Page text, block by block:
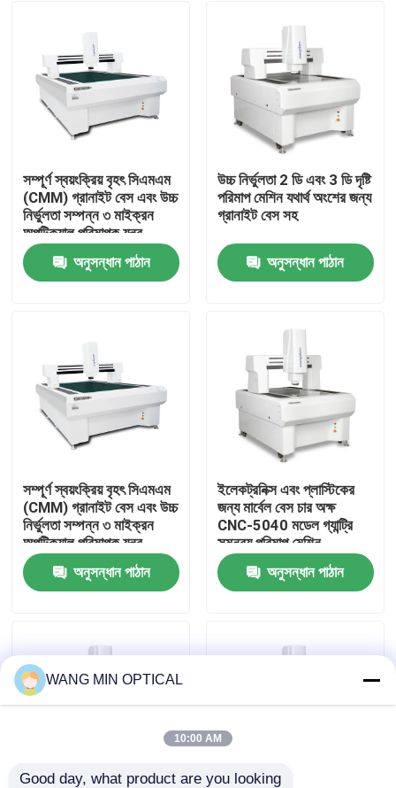
বাড়ি
ভিডিও
আমাদের সম্পর্কে
কারখানা ভ্রমণ
মান নিয়ন্ত্রণ
খবর
সিএনসি ভিশন মেজারিং মেশিন
সম্পূর্ণ স্বয়ংক্রিয় বৃহৎ সিএমএম
(CMM) গ্রানাইট বেস এবং উচ্চ
নির্ভুলতা সম্পন্ন ৩ মাইক্রন
অপটিক্যাল পরিমাপক যন্ত্র
অনুসন্ধান পাঠান
উচ্চ নির্ভুলতা 2 ডি এবং 3 ডি দৃষ্টি
পরিমাপ মেশিন যথার্থ অংশের জন্য
গ্রানাইট বেস সহ
অনুসন্ধান পাঠান
সম্পূর্ণ স্বয়ংক্রিয় বৃহৎ সিএমএম
(CMM) গ্রানাইট বেস এবং উচ্চ
নির্ভুলতা সম্পন্ন ৩ মাইক্রন
অপটিক্যাল পরিমাপক যন্ত্র
অনুসন্ধান পাঠান
ইলেকট্রনিক্স এবং প্লাস্টিকের
জন্য মার্বেল বেস চার অক্ষ
CNC-5040 মডেল গ্যান্ট্রি
সমন্বয় পরিমাপ মেশিন
অনুসন্ধান পাঠান
WANG MIN OPTICAL
10:00 AM
Good day, what product are you looking